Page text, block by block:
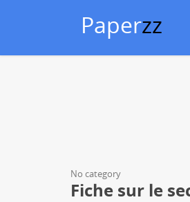
Paperzz
No category
Fiche sur le